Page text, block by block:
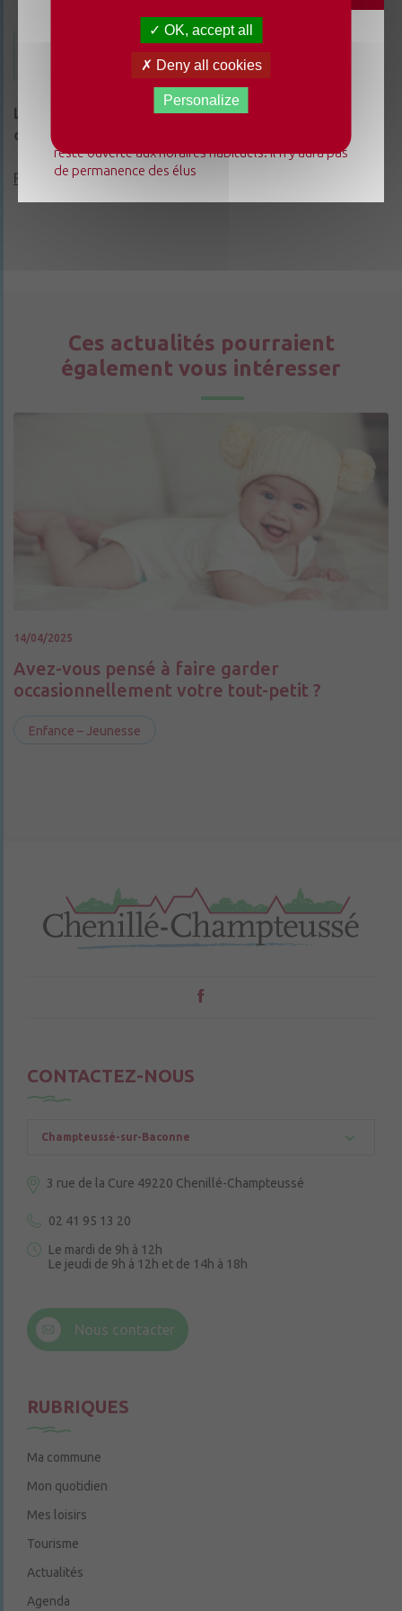
Les inscriptions aux animations et aux séjours sont
obligatoires
Portail Familles CCVHA
Ces actualités pourraient
également vous intéresser
14/04/2025
Avez-vous pensé à faire garder
occasionnellement votre tout-petit ?
Enfance – Jeunesse
CONTACTEZ-NOUS
Champteussé-sur-Baconne
3 rue de la Cure 49220 Chenillé-Champteussé
02 41 95 13 20
Le mardi de 9h à 12h
Le jeudi de 9h à 12h et de 14h à 18h
Nous contacter
RUBRIQUES
Ma commune
Mon quotidien
Mes loisirs
Tourisme
Actualités
Agenda
Du lundi 3 août au dimanche 23 août 2026, la
mairie déléguée de Chenillé-Changé adapte ses
horaires ⚠ Elle sera fermée les jeudis, ouverte les
lundis 3, 10 et 17 août de 9h à 12h. L'accueil de la
reste ouverte aux horaires habituels. Il n'y aura pas
de permanence des élus
OK, accept all
Deny all cookies
Personalize